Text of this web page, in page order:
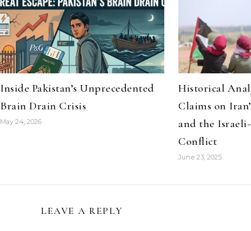
Inside Pakistan’s Unprecedented
Brain Drain Crisis
May 24, 2026
Historical
Claims on
and the
Conflict
June 23, 2025
LEAVE A REPLY